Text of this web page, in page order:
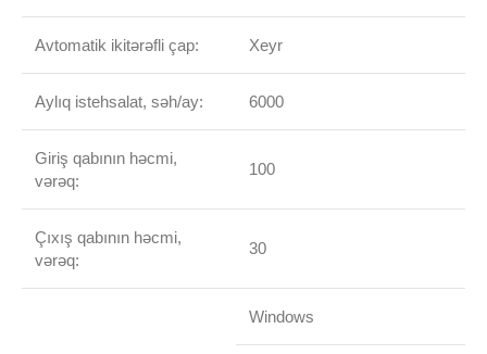
Avtomatik ikitərəfli çap: Xeyr
Aylıq istehsalat, səh/ay: 6000
Giriş qabının həcmi,
vərəq:
100
Çıxış qabının həcmi,
vərəq:
30
Windows